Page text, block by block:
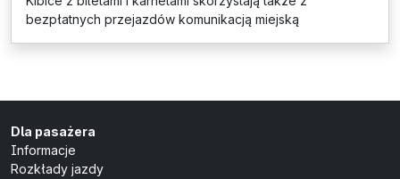
bezpłatnych przejazdów komunikacją miejską
Dla pasażera
Informacje
Rozkłady jazdy